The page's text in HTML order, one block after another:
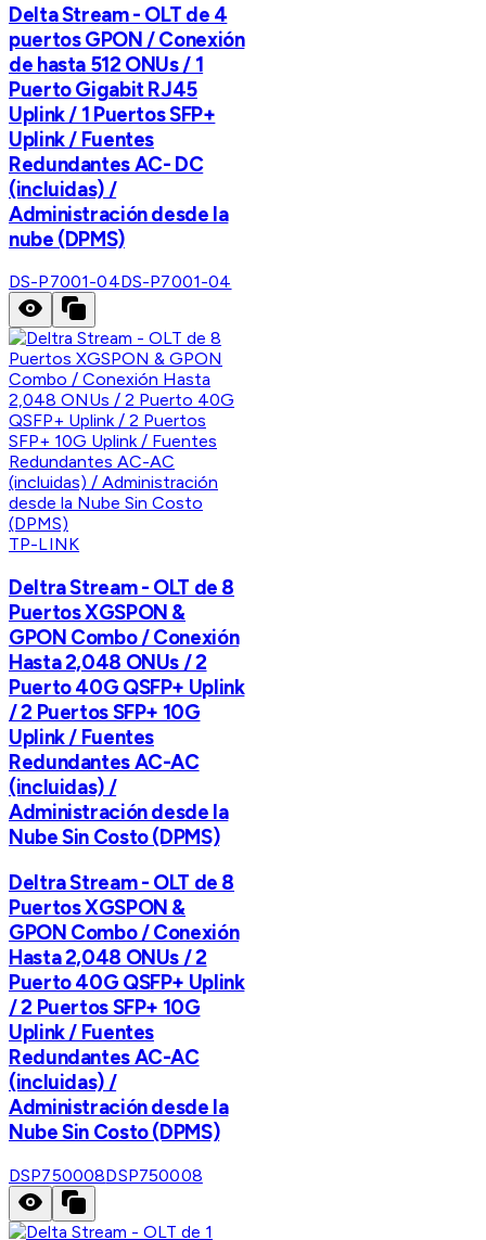
Delta Stream - OLT de 4
puertos GPON / Conexión
de hasta 512 ONUs / 1
Puerto Gigabit RJ45
Uplink / 1 Puertos SFP+
Uplink / Fuentes
Redundantes AC- DC
(incluidas) /
Administración desde la
nube (DPMS)
DS-P7001-04DS-P7001-04
TP-LINK
Deltra Stream - OLT de 8
Puertos XGSPON &
GPON Combo / Conexión
Hasta 2,048 ONUs / 2
Puerto 40G QSFP+ Uplink
/ 2 Puertos SFP+ 10G
Uplink / Fuentes
Redundantes AC-AC
(incluidas) /
Administración desde la
Nube Sin Costo (DPMS)
Deltra Stream - OLT de 8
Puertos XGSPON &
GPON Combo / Conexión
Hasta 2,048 ONUs / 2
Puerto 40G QSFP+ Uplink
/ 2 Puertos SFP+ 10G
Uplink / Fuentes
Redundantes AC-AC
(incluidas) /
Administración desde la
Nube Sin Costo (DPMS)
DSP750008DSP750008